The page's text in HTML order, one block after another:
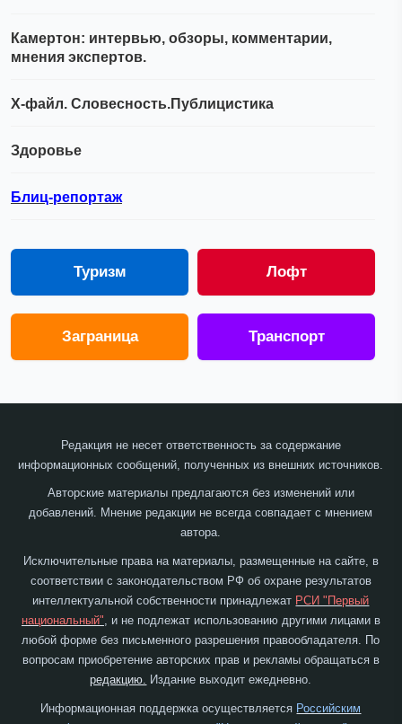
Камертон: интервью, обзоры, комментарии,
мнения экспертов.
Х-файл. Словесность.Публицистика
Здоровье
Блиц-репортаж
Туризм Лофт
Заграница Транспорт
Редакция не несет ответственность за содержание
информационных сообщений, полученных из внешних источников.
Авторские материалы предлагаются без изменений или
добавлений. Мнение редакции не всегда совпадает с мнением
автора.
Исключительные права на материалы, размещенные на сайте, в
соответствии с законодательством РФ об охране результатов
интеллектуальной собственности принадлежат РСИ "Первый
национальный", и не подлежат использованию другими лицами в
любой форме без письменного разрешения правообладателя. По
вопросам приобретение авторских прав и рекламы обращаться в
редакцию. Издание выходит ежедневно.
Информационная поддержка осуществляется Российским